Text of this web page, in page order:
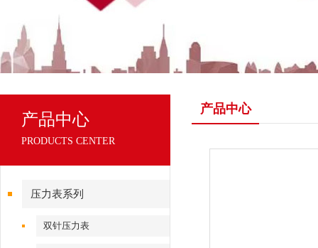
产品中心
PRODUCTS CENTER
压力表系列
双针压力表
产品中心